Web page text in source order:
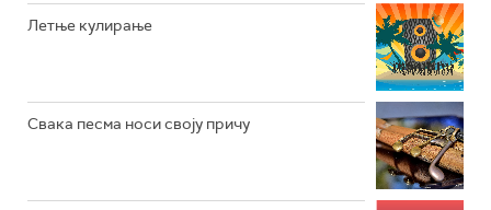
РАДИО ЏЕЗЕР
Летње кулирање
Свака песма носи своју причу